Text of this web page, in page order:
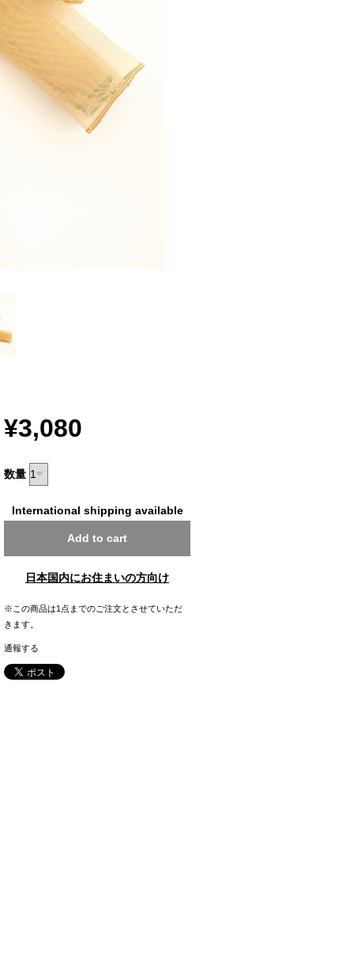
¥3,080
数量
International shipping available
Add to cart
日本国内にお住まいの方向け
※この商品は1点までのご注文とさせていただ
きます。
通報する